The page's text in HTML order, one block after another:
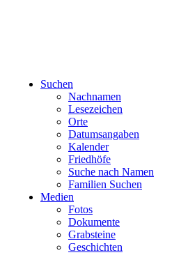
Suchen
Nachnamen
Lesezeichen
Orte
Datumsangaben
Kalender
Friedhöfe
Suche nach Namen
Familien Suchen
Medien
Fotos
Dokumente
Grabsteine
Geschichten